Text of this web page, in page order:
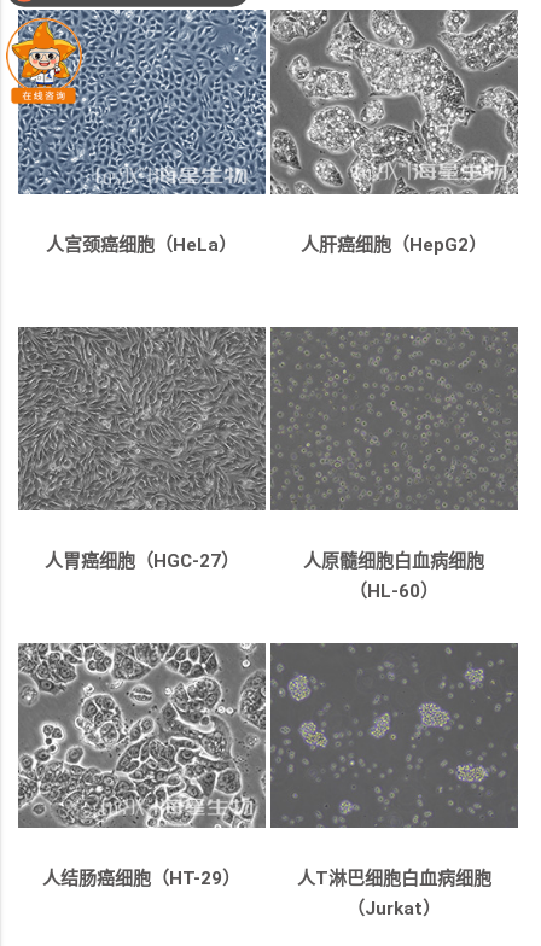
人宫颈癌细胞（HeLa） 人肝癌细胞（HepG2）
人胃癌细胞（HGC-27）
人原髓细胞白血病细胞
（HL-60）
人结肠癌细胞（HT-29）
人T淋巴细胞白血病细胞
（Jurkat）